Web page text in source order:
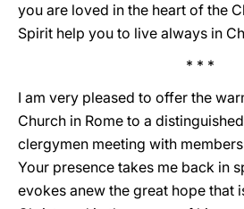
you are loved in the heart of the
Spirit help you to live always in
* * *
I am very pleased to offer the
Church in Rome to a
clergymen meeting with
Your presence takes me back in
evokes anew the great hope that